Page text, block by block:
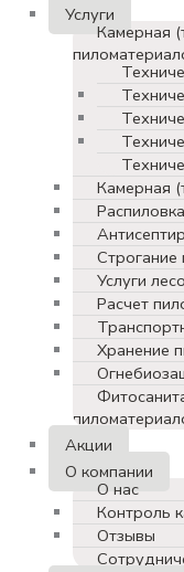
Услуги
Камерная
Камерная
Строгание
Услуги
Расчет
Хранение
Акции
О компании
О нас
Контроль
Отзывы